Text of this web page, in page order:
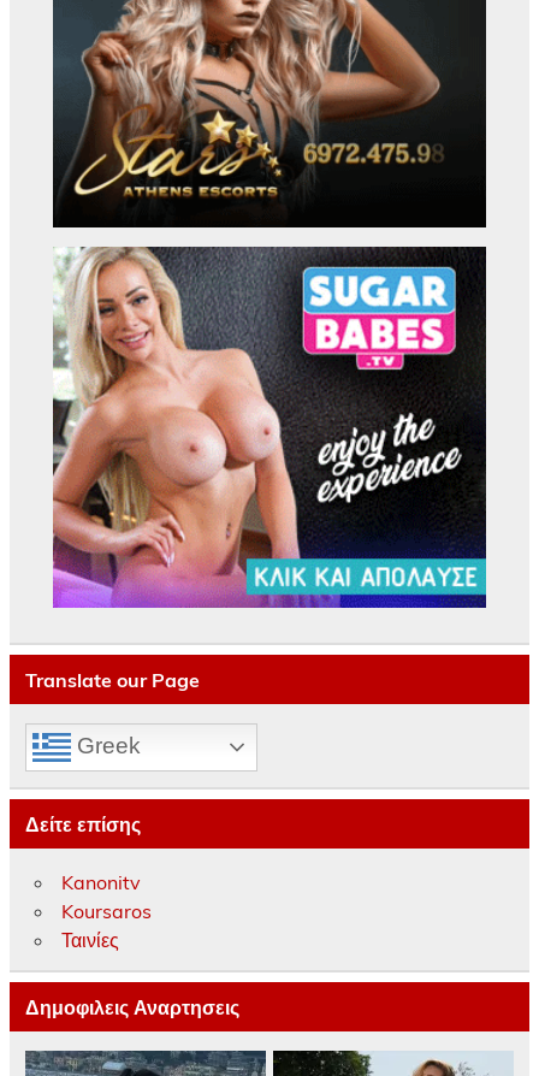
Translate our Page
Greek
Δείτε επίσης
Kanonitv
Koursaros
Ταινίες
Δημοφιλεις Αναρτησεις